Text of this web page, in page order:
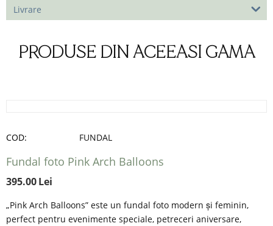
Livrare
PRODUSE DIN ACEEASI GAMA
COD: FUNDAL
Fundal foto Pink Arch Balloons
395.00Lei
„Pink Arch Balloons” este un fundal foto modern și feminin,
perfect pentru evenimente speciale, petreceri aniversare,